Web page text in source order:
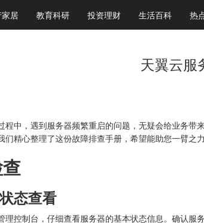
居 教育科研 投资理财 生活百科 热
天翼云服
程中，遇到服务器频繁重启的问题，无疑会给业务带
们精心整理了这份故障排查手册，希望能助您一臂之力
态查看
理控制台，仔细查看服务器的基本状态信息。确认服